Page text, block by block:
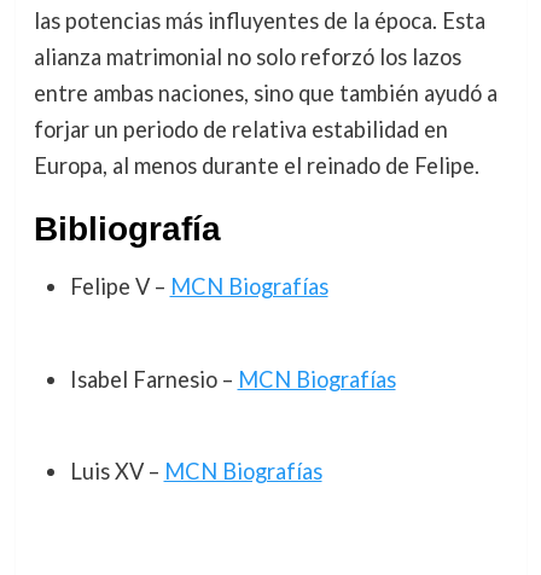
las potencias más influyentes de la época. Esta
alianza matrimonial no solo reforzó los lazos
entre ambas naciones, sino que también ayudó a
forjar un periodo de relativa estabilidad en
Europa, al menos durante el reinado de Felipe.
Bibliografía
Felipe V – MCN Biografías
Isabel Farnesio – MCN Biografías
Luis XV – MCN Biografías